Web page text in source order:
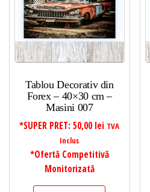
Tablou Decorativ din
Forex – 40×30 cm –
Masini 007
*SUPER PRET:50,00 lei TVA
Inclus
*Ofertă Competitivă
Monitorizată